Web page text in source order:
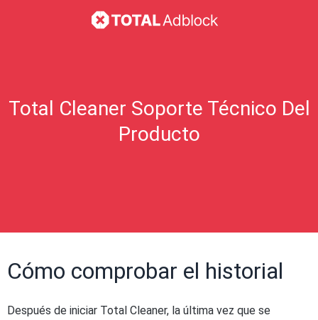
Total Cleaner Soporte Técnico Del
Producto
Cómo comprobar el historial
Después de iniciar Total Cleaner, la última vez que se